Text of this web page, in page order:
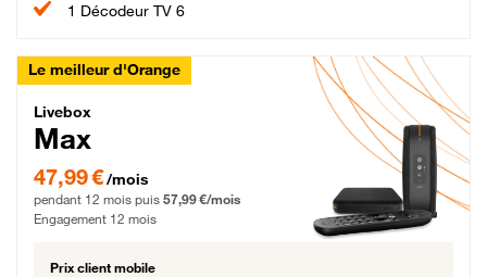
1 Décodeur TV 6
Le meilleur d'Orange
Livebox Max Fibre
Livebox
Max
47,99 € par mois pendant 12 mois puis 57,99 € par mois, Engagement 12 mois
47,99 €/mois
pendant 12 mois puis 57,99 €/mois
Engagement 12 mois
Prix client mobile